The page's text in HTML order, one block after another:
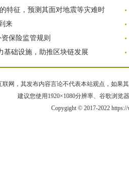
特征，预测其面对地震等灾难时
来
保险监管规则
基础设施，助推区块链发展
联网，其发布内容言论不代表本站观点，如果
建议您使用1920×1080分辨率、谷歌浏览
Copygight © 2017-2022